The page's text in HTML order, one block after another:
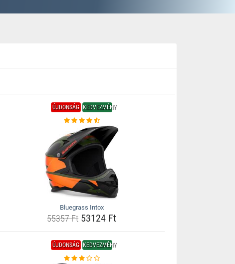
ÚJDONSÁG KEDVEZMÉNY
Bluegrass Intox
55357 Ft 53124 Ft
ÚJDONSÁG KEDVEZMÉNY